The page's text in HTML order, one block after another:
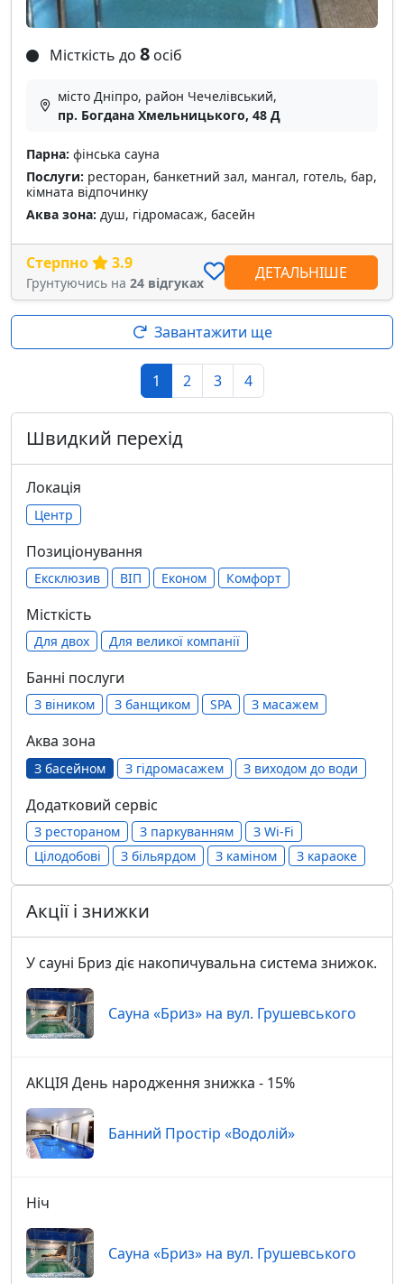
Місткість до 8 осіб
місто Дніпро, район Чечелівський,
пр. Богдана Хмельницького, 48 Д
Парна: фінська сауна
Послуги: ресторан, банкетний зал, мангал, готель, бар,
кімната відпочинку
Аква зона: душ, гідромасаж, басейн
Стерпно 3.9
Грунтуючись на 24 відгуках
ДЕТАЛЬНІШЕ
Завантажити ще
1 2 3 4
Швидкий перехід
Локація
Центр
Позиціонування
Ексклюзив ВІП Економ Комфорт
Місткість
Для двох Для великої компанії
Банні послуги
З віником З банщиком SPA З масажем
Аква зона
З басейном З гідромасажем З виходом до води
Додатковий сервіс
З рестораном З паркуванням
З Wi-Fi
Цілодобові
З більярдом З каміном З караоке
Акції і знижки
У сауні Бриз діє накопичувальна система знижок.
Сауна «Бриз» на вул. Грушевського
АКЦІЯ День народження знижка - 15%
Банний Простір «Водолій»
Ніч
Сауна «Бриз» на вул. Грушевського